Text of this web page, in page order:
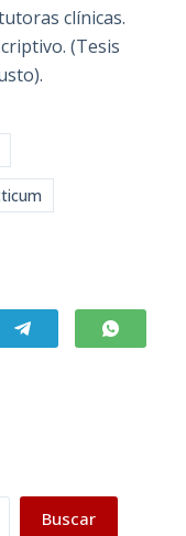
clínicas.
(Tesis
Buscar